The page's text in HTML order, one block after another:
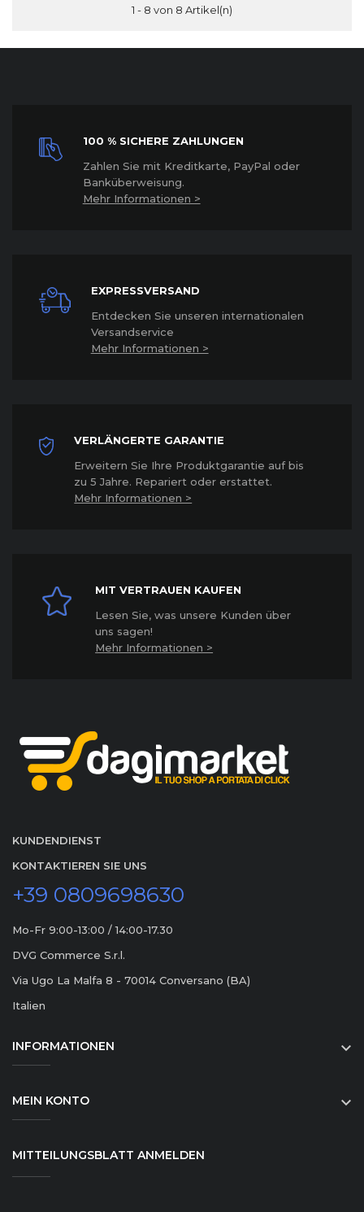
1 - 8 von 8 Artikel(n)
100 % SICHERE ZAHLUNGEN
Zahlen Sie mit Kreditkarte, PayPal oder
Banküberweisung.
Mehr Informationen >
EXPRESSVERSAND
Entdecken Sie unseren internationalen
Versandservice
Mehr Informationen >
VERLÄNGERTE GARANTIE
Erweitern Sie Ihre Produktgarantie auf bis
zu 5 Jahre. Repariert oder erstattet.
Mehr Informationen >
MIT VERTRAUEN KAUFEN
Lesen Sie, was unsere Kunden über
uns sagen!
Mehr Informationen >
KUNDENDIENST
KONTAKTIEREN SIE UNS
+39 0809698630
Mo-Fr 9:00-13:00 / 14:00-17.30
DVG Commerce S.r.l.
Via Ugo La Malfa 8 - 70014 Conversano (BA)
Italien
INFORMATIONEN 
MEIN KONTO 
MITTEILUNGSBLATT ANMELDEN